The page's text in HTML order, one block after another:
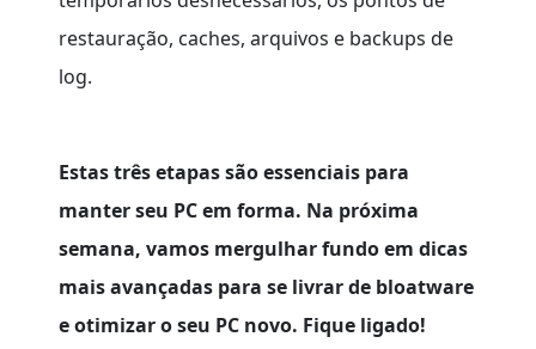
restauração, caches, arquivos e backups de
log.
Estas três etapas são essenciais para
manter seu PC em forma. Na próxima
semana, vamos mergulhar fundo em dicas
mais avançadas para se livrar de bloatware
e otimizar o seu PC novo. Fique ligado!